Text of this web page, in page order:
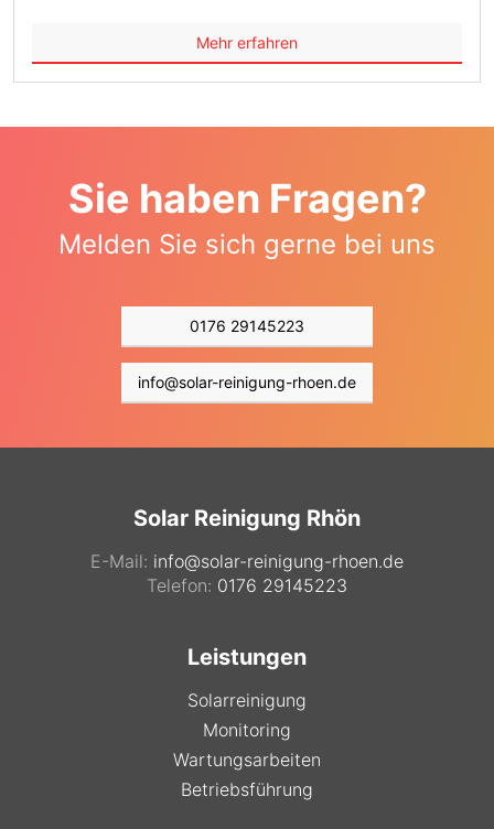
Mehr erfahren
Sie haben Fragen?
Melden Sie sich gerne bei uns
0176 29145223
info@solar-reinigung-rhoen.de
Solar Reinigung Rhön
E-Mail: info@solar-reinigung-rhoen.de
Telefon: 0176 29145223
Leistungen
Solarreinigung
Monitoring
Wartungsarbeiten
Betriebsführung